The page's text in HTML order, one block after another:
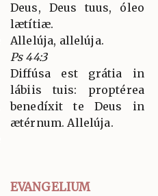
Deus, Deus tuus, óleo
lætítiæ.
Allelúja, allelúja.
Ps 44:3
Diffúsa est grátia in
lábiis tuis: proptérea
benedíxit te Deus in
ætérnum. Allelúja.
EVANGELIUM